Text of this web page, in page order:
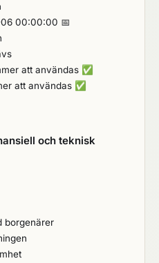
00:00:00 📅
att användas ✅
att användas ✅
och teknisk
borgenärer